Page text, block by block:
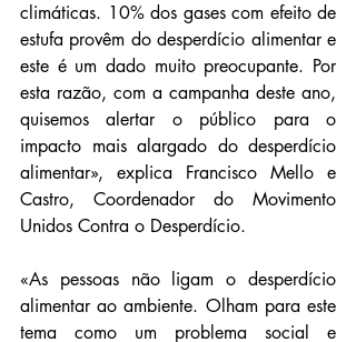
climáticas. 10% dos gases com efeito de
estufa provêm do desperdício alimentar e
este é um dado muito preocupante. Por
esta razão, com a campanha deste ano,
quisemos alertar o público para o
impacto mais alargado do desperdício
alimentar», explica Francisco Mello e
Castro, Coordenador do Movimento
Unidos Contra o Desperdício.
«As pessoas não ligam o desperdício
alimentar ao ambiente. Olham para este
tema como um problema social e